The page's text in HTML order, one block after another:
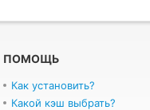
ПОМОЩЬ
Как установить?
Какой кэш выбрать?